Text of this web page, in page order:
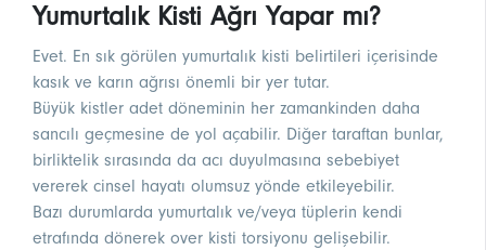
Yumurtalık Kisti Ağrı Yapar mı?
Evet. En sık görülen yumurtalık kisti belirtileri içerisinde
kasık ve karın ağrısı önemli bir yer tutar.
Büyük kistler adet döneminin her zamankinden daha
sancılı geçmesine de yol açabilir. Diğer taraftan bunlar,
birliktelik sırasında da acı duyulmasına sebebiyet
vererek cinsel hayatı olumsuz yönde etkileyebilir.
Bazı durumlarda yumurtalık ve/veya tüplerin kendi
etrafında dönerek over kisti torsiyonu gelişebilir.